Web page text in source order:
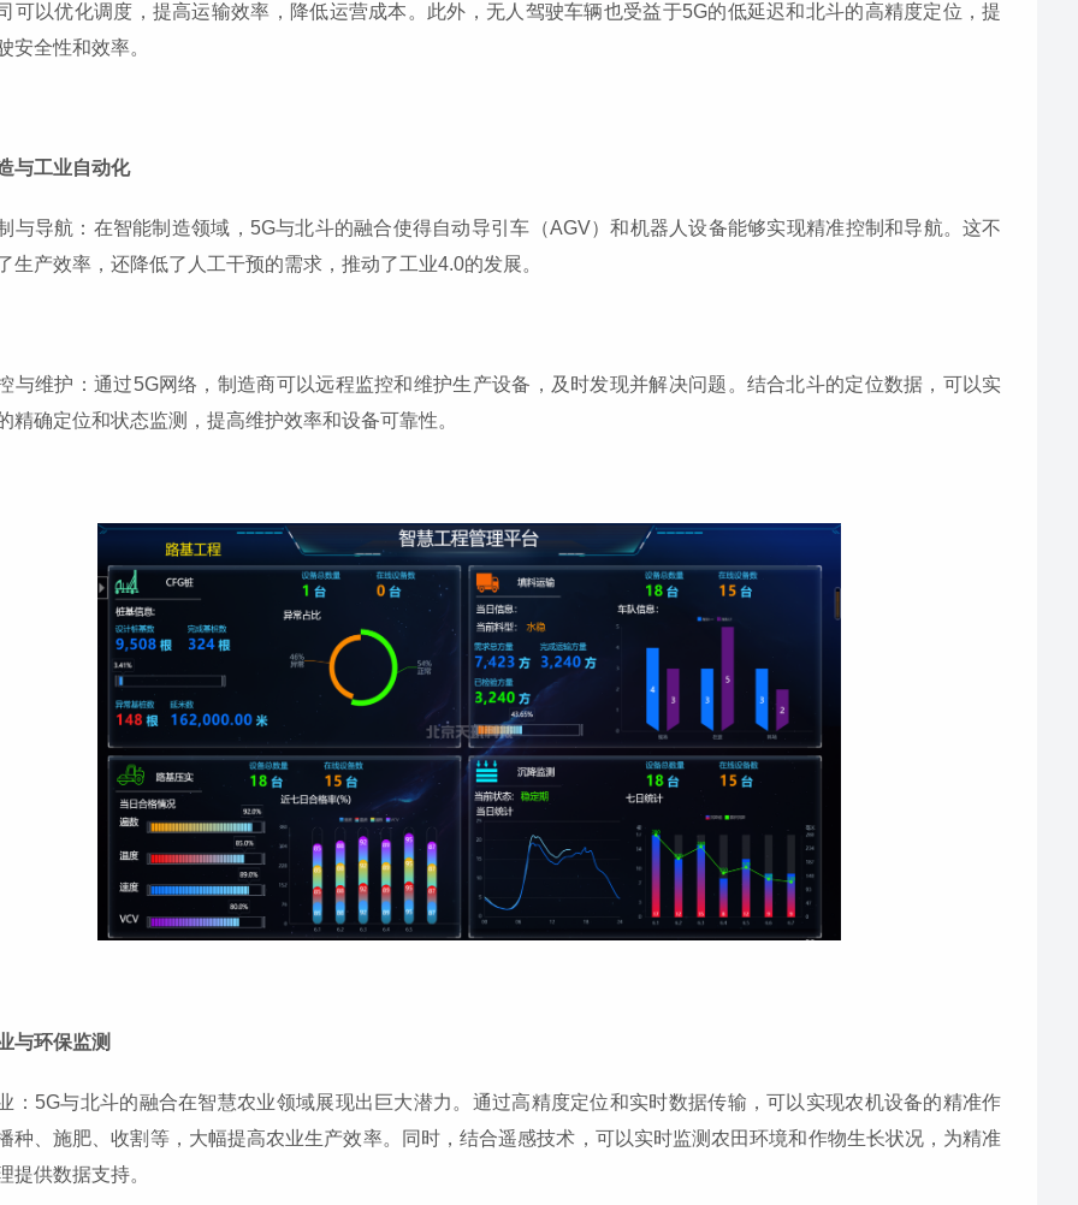
可以优化调度，提高运输效率，降低运营成本。此外，无人驾驶车辆也受益于5G的低延迟和北斗的高精度定位，提
安全性和效率。
与工业自动化
与导航：在智能制造领域，5G与北斗的融合使得自动导引车（AGV）和机器人设备能够实现精准控制和导航。这不
生产效率，还降低了人工干预的需求，推动了工业4.0的发展。
与维护：通过5G网络，制造商可以远程监控和维护生产设备，及时发现并解决问题。结合北斗的定位数据，可以实
精确定位和状态监测，提高维护效率和设备可靠性。
与环保监测
：5G与北斗的融合在智慧农业领域展现出巨大潜力。通过高精度定位和实时数据传输，可以实现农机设备的精准作
种、施肥、收割等，大幅提高农业生产效率。同时，结合遥感技术，可以实时监测农田环境和作物生长状况，为精准
提供数据支持。